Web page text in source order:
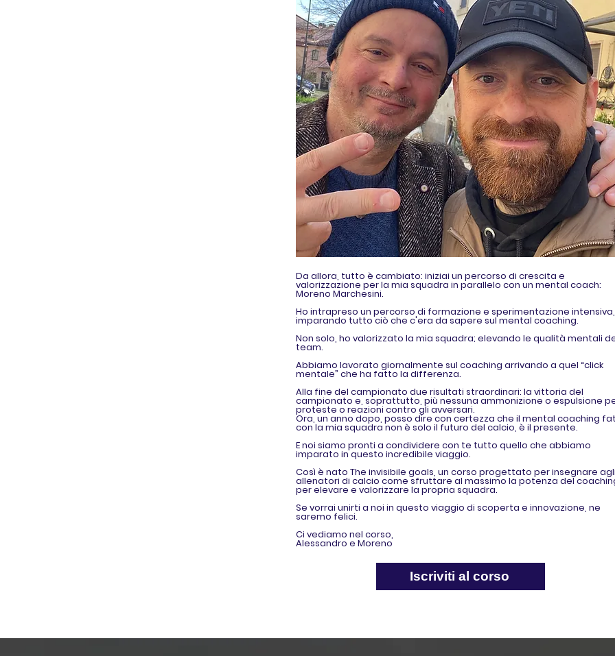
Da allora, tutto è cambiato: iniziai un percorso di crescita e
valorizzazione per la mia squadra in parallelo con un mental coach:
Moreno Marchesini.
Ho intrapreso un percorso di formazione e sperimentazione intensiva,
imparando tutto ciò che c'era da sapere sul mental coaching.
Non solo, ho valorizzato la mia squadra; elevando le qualità mentali
team.
Abbiamo lavorato giornalmente sul coaching arrivando a quel “click
mentale” che ha fatto la differenza.
Alla fine del campionato due risultati straordinari: la vittoria del
campionato e, soprattutto, più nessuna ammonizione o espulsione
proteste o reazioni contro gli avversari.
Ora, un anno dopo, posso dire con certezza che il mental coaching
con la mia squadra non è solo il futuro del calcio, è il presente.
E noi siamo pronti a condividere con te tutto quello che abbiamo
imparato in questo incredibile viaggio.
Così è nato The invisibile goals, un corso progettato per insegnare
allenatori di calcio come sfruttare al massimo la potenza del
per elevare e valorizzare la propria squadra.
Se vorrai unirti a noi in questo viaggio di scoperta e innovazione, ne
saremo felici.
Ci vediamo nel corso,
Alessandro e Moreno
Iscriviti al corso